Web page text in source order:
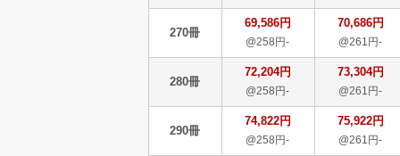
270冊
69,586円
@258円-
70,686円
@261円-
280冊
72,204円
@258円-
73,304円
@261円-
290冊
74,822円
@258円-
75,922円
@261円-